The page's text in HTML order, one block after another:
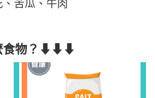
苦瓜、牛肉
食物？⬇⬇⬇